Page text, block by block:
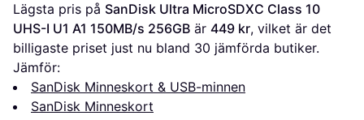
Lägsta pris på SanDisk Ultra MicroSDXC Class 10
UHS-I U1 A1 150MB/s 256GB är 449 kr, vilket är det
billigaste priset just nu bland 30 jämförda butiker.
Jämför:
SanDisk Minneskort & USB-minnen
SanDisk Minneskort